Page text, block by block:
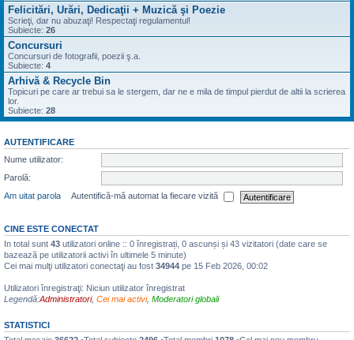
Felicitări, Urări, Dedicaţii + Muzică şi Poezie
Scrieţi, dar nu abuzaţi! Respectaţi regulamentul!
Subiecte: 26
Concursuri
Concursuri de fotografii, poezii ş.a.
Subiecte: 4
Arhivă & Recycle Bin
Topicuri pe care ar trebui sa le stergem, dar ne e mila de timpul pierdut de altii la scrierea
lor.
Subiecte: 28
AUTENTIFICARE
Nume utilizator:
Parolă:
Am uitat parola
Autentifică-mă automat la fiecare vizită
CINE ESTE CONECTAT
In total sunt 43 utilizatori online :: 0 înregistrați, 0 ascunși și 43 vizitatori (date care se
bazează pe utilizatorii activi în ultimele 5 minute)
Cei mai mulţi utilizatori conectaţi au fost 34944 pe 15 Feb 2026, 00:02
Utilizatori înregistraţi: Niciun utilizator înregistrat
Legendă:Administratori, Cei mai activi, Moderatori globali
STATISTICI